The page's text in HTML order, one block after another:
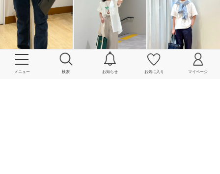
メニュー 検索 お知らせ お気に入り マイページ